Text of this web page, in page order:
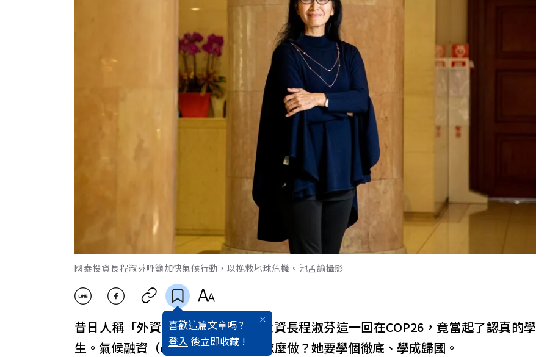
國泰投資長程淑芬呼籲加快氣候行動，以挽救地球危機。池孟諭攝影
喜歡這篇文章嗎 ?
登入 後立即收藏 !
昔日人稱「外資天后」，國泰金控投資長程淑芬這一回在COP26，竟當起了認真的學
生。氣候融資（climate finance）怎麼做？她要學個徹底、學成歸國。